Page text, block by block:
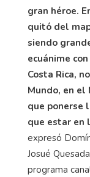
gran héroe.
quitó del
siendo
ecuánime
Costa Rica,
Mundo, en
que ponerse
que estar en
expresó
Josué
programa